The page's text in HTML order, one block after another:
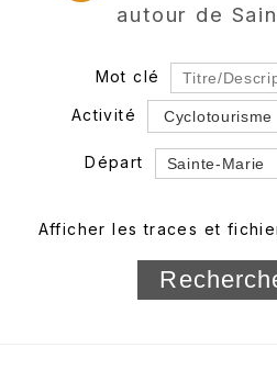
autour de
Mot clé
Activité
Départ
Département
Longueur min/max
Afficher les traces et